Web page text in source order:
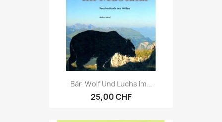
Bär, Wolf Und Luchs Im...
25,00 CHF